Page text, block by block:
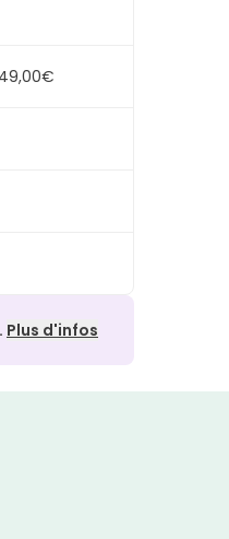
Plus d'infos